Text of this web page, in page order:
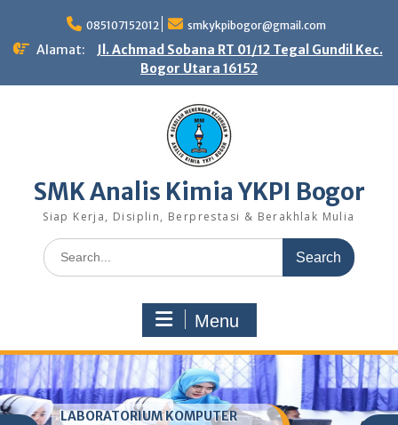
content
085107152012 smkykpibogor@gmail.com
Alamat:
Jl. Achmad Sobana RT 01/12 Tegal Gundil Kec.
Bogor Utara 16152
SMK Analis Kimia YKPI Bogor
Siap Kerja, Disiplin, Berprestasi & Berakhlak Mulia
Search
for:
Menu
LABORATORIUM KOMPUTER